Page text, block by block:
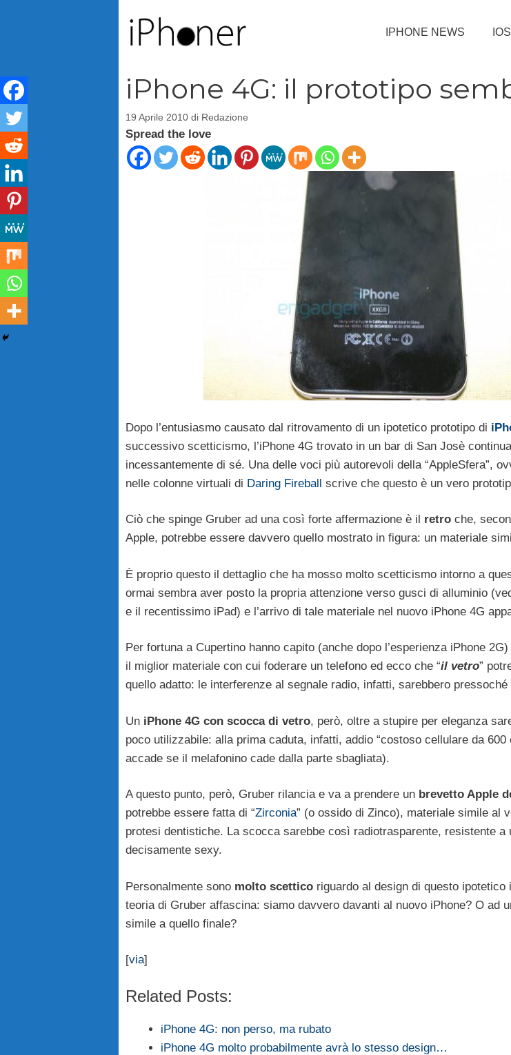
IPHONE NEWS IOS
iPhone 4G: il prototipo
19 Aprile 2010 di Redazione
Spread the love
Dopo l’entusiasmo causato dal ritrovamento di un ipotetico prototipo di
successivo scetticismo, l’iPhone 4G trovato in un bar di San Josè
incessantemente di sé. Una delle voci più autorevoli della “AppleSfera”,
nelle colonne virtuali di Daring Fireball scrive che questo è un vero
Ciò che spinge Gruber ad una così forte affermazione è il retro che,
Apple, potrebbe essere davvero quello mostrato in figura: un materiale
È proprio questo il dettaglio che ha mosso molto scetticismo intorno a
ormai sembra aver posto la propria attenzione verso gusci di alluminio
e il recentissimo iPad) e l’arrivo di tale materiale nel nuovo iPhone 4G
Per fortuna a Cupertino hanno capito (anche dopo l’esperienza iPhone 2G)
il miglior materiale con cui foderare un telefono ed ecco che “il vetro”
quello adatto: le interferenze al segnale radio, infatti, sarebbero pressoché
Un iPhone 4G con scocca di vetro, però, oltre a stupire per eleganza
poco utilizzabile: alla prima caduta, infatti, addio “costoso cellulare da 600
accade se il melafonino cade dalla parte sbagliata).
A questo punto, però, Gruber rilancia e va a prendere un brevetto Apple
potrebbe essere fatta di “Zirconia” (o ossido di Zinco), materiale simile al
protesi dentistiche. La scocca sarebbe così radiotrasparente, resistente a
decisamente sexy.
Personalmente sono molto scettico riguardo al design di questo ipotetico
teoria di Gruber affascina: siamo davvero davanti al nuovo iPhone? O ad
simile a quello finale?
[via]
Related Posts:
iPhone 4G: non perso, ma rubato
iPhone 4G molto probabilmente avrà lo stesso design…